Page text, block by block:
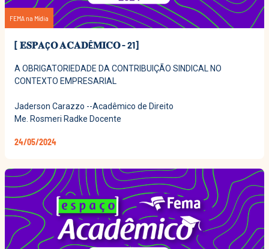
FEMA na Mídia
[ 𝐄𝐒𝐏𝐀Ç𝐎 𝐀𝐂𝐀𝐃Ê𝐌𝐈𝐂𝐎 - 21]
A OBRIGATORIEDADE DA CONTRIBUIÇÃO SINDICAL NO
CONTEXTO EMPRESARIAL
Jaderson Carazzo --Acadêmico de Direito
Me. Rosmeri Radke Docente
24/05/2024